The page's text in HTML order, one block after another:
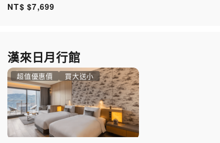
NT$ $7,699
漢來日月行館
超值優惠價 買大送小